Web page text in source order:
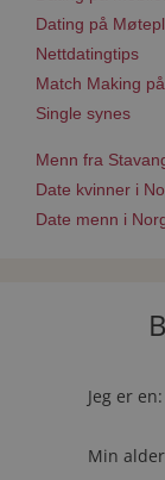
Dating på
Nettdatingtips
Match Making
Single synes
Menn fra
Date kvinner i
Date menn i
Jeg er en:
Min